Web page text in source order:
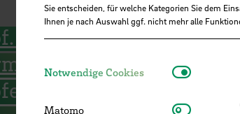
Dr. Armin
for
Sie entscheiden, für welche Kategorien Sie dem
Ihnen je nach Auswahl ggf. nicht mehr alle
Notwendige Cookies
Matomo